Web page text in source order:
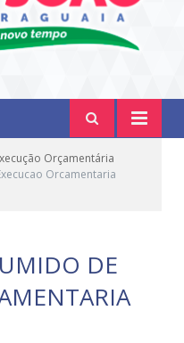
Orçamentária
Orcamentaria
DE